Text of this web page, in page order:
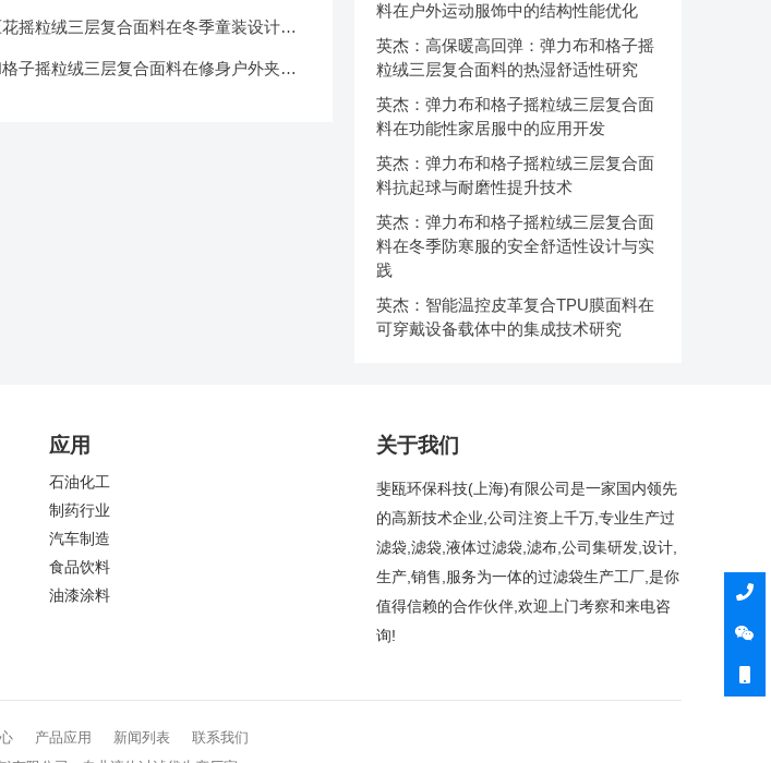
摇粒绒三层复合面料在冬季童装设计中
子摇粒绒三层复合面料在修身户外夹克
料在户外运动服饰中的结构性能优化
英杰：高保暖高回弹：弹力布和格子摇
粒绒三层复合面料的热湿舒适性研究
英杰：弹力布和格子摇粒绒三层复合面
料在功能性家居服中的应用开发
英杰：弹力布和格子摇粒绒三层复合面
料抗起球与耐磨性提升技术
英杰：弹力布和格子摇粒绒三层复合面
料在冬季防寒服的安全舒适性设计与实
践
英杰：智能温控皮革复合TPU膜面料在
可穿戴设备载体中的集成技术研究
应用
石油化工
制药行业
汽车制造
食品饮料
油漆涂料
关于我们
斐瓯环保科技(上海)有限公司是一家国内领先
的高新技术企业,公司注资上千万,专业生产过
滤袋,滤袋,液体过滤袋,滤布,公司集研发,设计,
生产,销售,服务为一体的过滤袋生产工厂,是你
值得信赖的合作伙伴,欢迎上门考察和来电咨
询!
产品应用 新闻列表
联系我们